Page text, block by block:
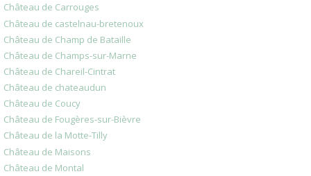
Château de Carrouges
Château de castelnau-bretenoux
Château de Champ de Bataille
Château de Champs-sur-Marne
Château de Chareil-Cintrat
Château de chateaudun
Château de Coucy
Château de Fougères-sur-Bièvre
Château de la Motte-Tilly
Château de Maisons
Château de Montal